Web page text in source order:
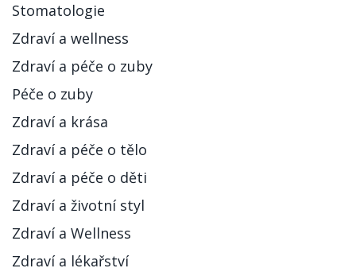
Stomatologie
Zdraví a wellness
Zdraví a péče o zuby
Péče o zuby
Zdraví a krása
Zdraví a péče o tělo
Zdraví a péče o děti
Zdraví a životní styl
Zdraví a Wellness
Zdraví a lékařství